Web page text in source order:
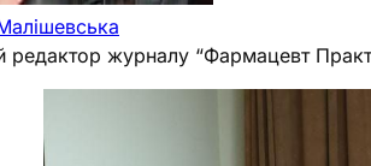
редактор журналу “Фармацевт